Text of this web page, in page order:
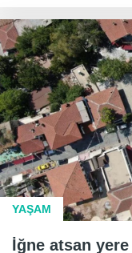
YAŞAM
İğne atsan